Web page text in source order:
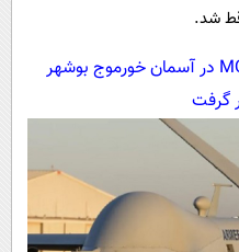
شد.
یک پهپاد اطلاعاتی - تهاجمی MQ9 در آسمان خورموج بوشهر
گرفت